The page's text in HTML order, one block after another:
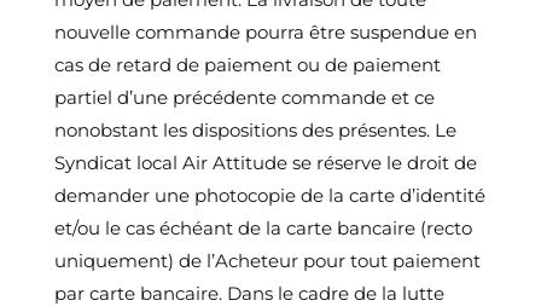
nouvelle commande pourra être suspendue en
cas de retard de paiement ou de paiement
partiel d’une précédente commande et ce
nonobstant les dispositions des présentes. Le
Syndicat local Air Attitude se réserve le droit de
demander une photocopie de la carte d’identité
et/ou le cas échéant de la carte bancaire (recto
uniquement) de l’Acheteur pour tout paiement
par carte bancaire. Dans le cadre de la lutte